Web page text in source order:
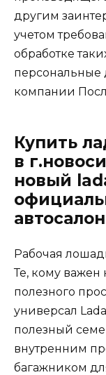
другим
учетом
обработке
персональные
компании
Купить
в
новый
Рабочая
Те, кому
полезного
универсал
полезный
внутренним
багажником